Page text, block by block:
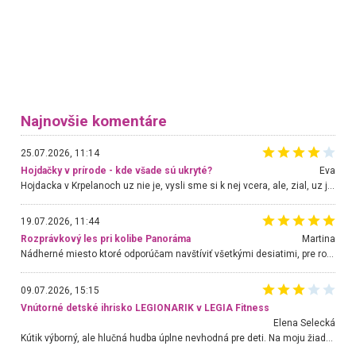
Najnovšie komentáre
25.07.2026, 11:14
Hojdačky v prírode - kde všade sú ukryté?
Eva
19.07.2026, 11:44
Rozprávkový les pri kolibe Panoráma
Martina
Nádherné miesto ktoré odporúčam navštíviť všetkými desiatimi, pre rodiny s deťmi, dôchodcom... Proste a jednoducho ozaj rozprávkový les.. určite ešte prídeme. Odniesli sme si na pamiatku krásne tričká,
09.07.2026, 15:15
Vnútorné detské ihrisko LEGIONARIK v LEGIA Fitness
Elena Selecká
Kútik výborný, ale hlučná hudba úplne nevhodná pre deti. Na moju žiadosť o aspoň sušenie nereagovali.